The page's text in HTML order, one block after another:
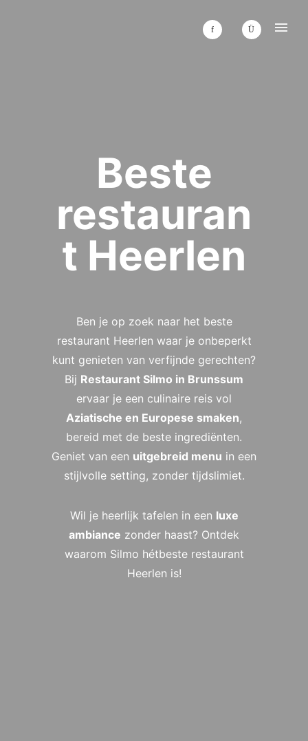
Beste
restauran
t Heerlen
Ben je op zoek naar het beste
restaurant Heerlen waar je onbeperkt
kunt genieten van verfijnde gerechten?
Bij Restaurant Silmo in Brunssum
ervaar je een culinaire reis vol
Aziatische en Europese smaken,
bereid met de beste ingrediënten.
Geniet van een uitgebreid menu in een
stijlvolle setting, zonder tijdslimiet.
Wil je heerlijk tafelen in een luxe
ambiance zonder haast? Ontdek
waarom Silmo hétbeste restaurant
Heerlen is!